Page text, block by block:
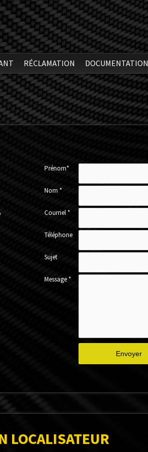
RÉCLAMATION DOCUMENTATION
Prénom*
Nom *
Courriel *
Téléphone
Sujet
Message *
LOCALISATEUR